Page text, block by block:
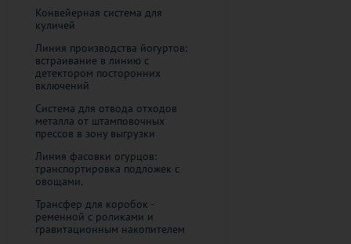
Конвейерная система для
куличей
Линия производства йогуртов:
встраивание в линию с
детектором посторонних
включений
Cистема для отвода отходов
металла от штамповочных
прессов в зону выгрузки
Линия фасовки огурцов:
транспортировка подложек с
овощами.
Трансфер для коробок -
ременной с роликами и
гравитационным накопителем